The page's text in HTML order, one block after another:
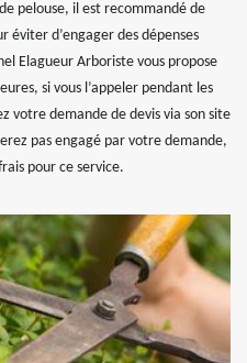
pelouse, il est recommandé de
éviter d’engager des dépenses
Elagueur Arboriste vous propose
si vous l’appeler pendant les
votre demande de devis via son site
pas engagé par votre demande,
pour ce service.